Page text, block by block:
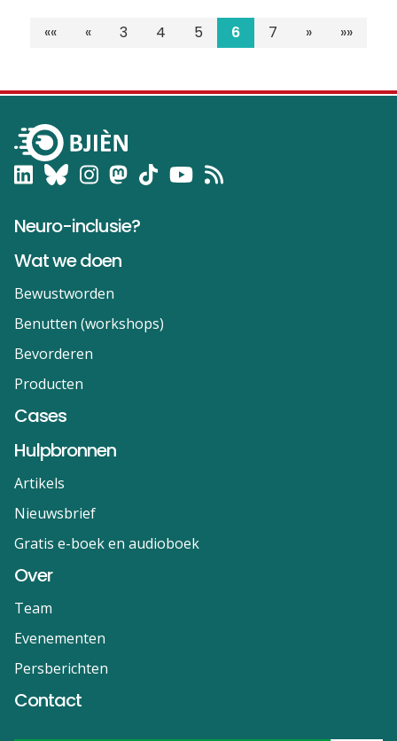
«« « 3 4 5 6 7 » »»
Neuro-inclusie?
Wat we doen
Bewustworden
Benutten (workshops)
Bevorderen
Producten
Cases
Hulpbronnen
Artikels
Nieuwsbrief
Gratis e-boek en audioboek
Over
Team
Evenementen
Persberichten
Contact